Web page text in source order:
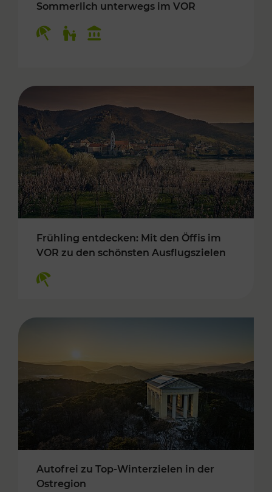
Sommerlich unterwegs im VOR
Frühling entdecken: Mit den Öffis im
VOR zu den schönsten Ausflugszielen
Autofrei zu Top-Winterzielen in der
Ostregion